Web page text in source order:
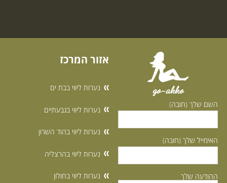
go-akko
השם שלך (חובה)
האימייל שלך (חובה)
ההודעה שלך
אזור המרכז
נערות ליווי בבת ים
נערות ליווי בגבעתיים
נערות ליווי בהוד השרון
נערות ליווי בהרצליה
נערות ליווי בחולון